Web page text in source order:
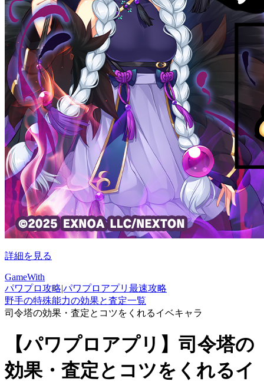
詳細を見る
GameWith
パワプロ攻略|パワプロアプリ最速攻略
野手の特殊能力の効果と査定一覧
司令塔の効果・査定とコツをくれるイベキャラ
【パワプロアプリ】司令塔の
効果・査定とコツをくれるイ